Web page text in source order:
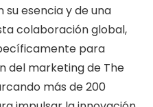
su esencia y de una
colaboración global,
para
del marketing de The
más de 200